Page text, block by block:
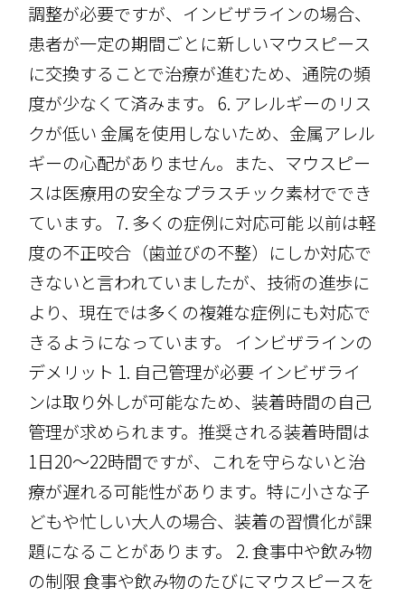
調整が必要ですが、インビザラインの場合、
患者が一定の期間ごとに新しいマウスピース
に交換することで治療が進むため、通院の頻
度が少なくて済みます。 6. アレルギーのリス
クが低い 金属を使用しないため、金属アレル
ギーの心配がありません。また、マウスピー
スは医療用の安全なプラスチック素材ででき
ています。 7. 多くの症例に対応可能 以前は軽
度の不正咬合（歯並びの不整）にしか対応で
きないと言われていましたが、技術の進歩に
より、現在では多くの複雑な症例にも対応で
きるようになっています。 インビザラインの
デメリット 1. 自己管理が必要 インビザライ
ンは取り外しが可能なため、装着時間の自己
管理が求められます。推奨される装着時間は
1日20〜22時間ですが、これを守らないと治
療が遅れる可能性があります。特に小さな子
どもや忙しい大人の場合、装着の習慣化が課
題になることがあります。 2. 食事中や飲み物
の制限 食事や飲み物のたびにマウスピースを